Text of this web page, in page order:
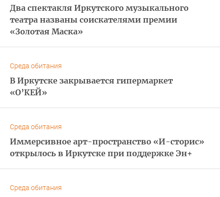
Два спектакля Иркутского музыкального
театра названы соискателями премии
«Золотая Маска»
Среда обитания
В Иркутске закрывается гипермаркет
«О’КЕЙ»
Среда обитания
Иммерсивное арт-пространство «И-сторис»
открылось в Иркутске при поддержке Эн+
Среда обитания